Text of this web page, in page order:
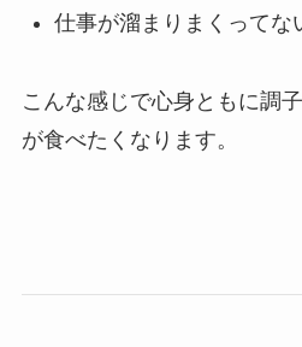
仕事が溜まりまくってな
こんな感じで心身ともに調
が食べたくなります。